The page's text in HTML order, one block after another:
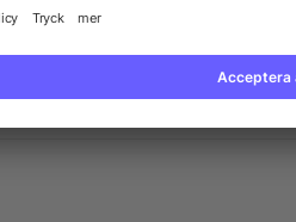
J25 Standard tändare
från 7,56 kr